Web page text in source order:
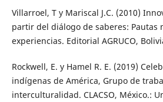
Villarroel, T y Mariscal J.C. (2010)
partir del diálogo de saberes: Pautas
experiencias. Editorial AGRUCO,
Rockwell, E. y Hamel R. E. (2019)
indígenas de América, Grupo de
interculturalidad. CLACSO, México.: